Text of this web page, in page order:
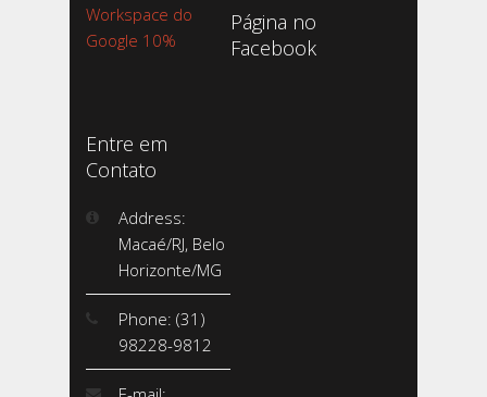
Workspace do
Google 10%
Página no
Facebook
Entre em
Contato
Address:
Macaé/RJ, Belo
Horizonte/MG
Phone: (31)
98228-9812